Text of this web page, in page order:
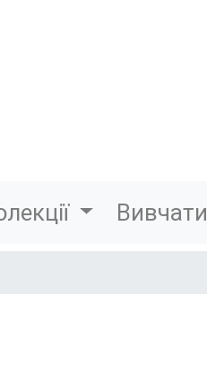
Вивчати